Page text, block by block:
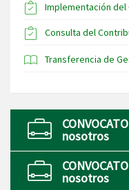
Implementación del
Consulta del
Transferencia de
nosotros
nosotros